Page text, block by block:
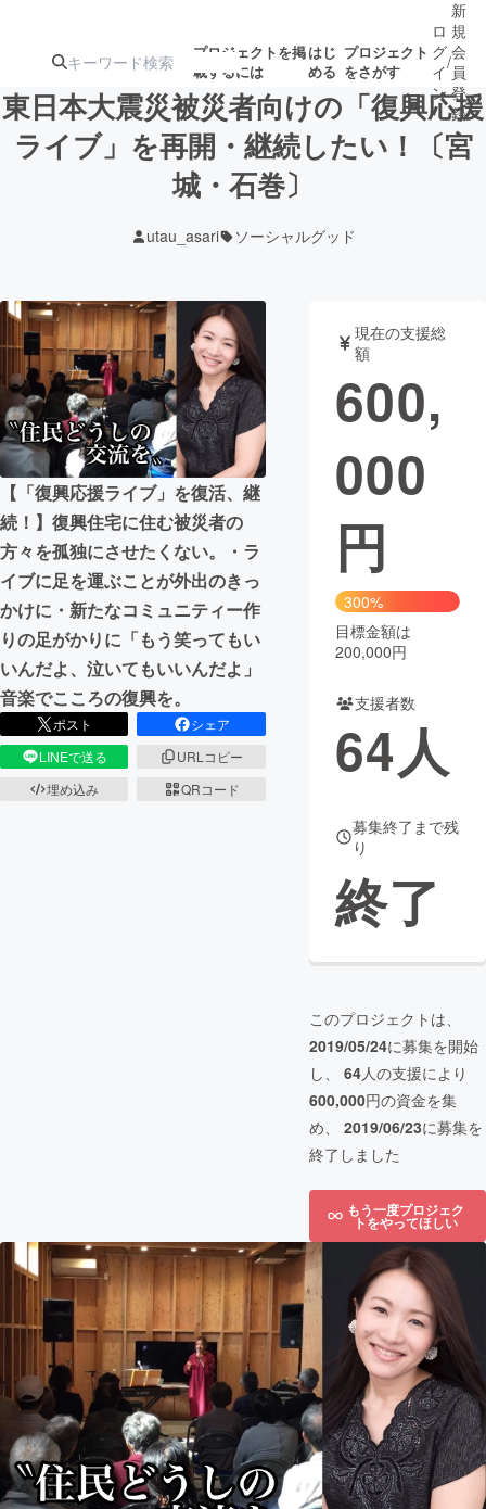
プロジェクトを掲
載するには
はじ
める
プロジェクト
をさがす
注目の新着プロ募集終了が近いプ
テクノロジー・ガジェット
映像・映画 書籍・雑誌
ビジネス・起業 チャレンジ
まちづくり・地域活性化
CAMPFIRE for Social Good
CAMPFIRE Creation
CAMPFIREふるさと納税
コミュニティ
ロ
グ
イ
ン
/
新
規
会
員
登
録
東日本大震災被災者向けの「復興応援
ライブ」を再開・継続したい！〔宮
城・石巻〕
utau_asari ソーシャルグッド
【「復興応援ライブ」を復活、継
続！】復興住宅に住む被災者の
方々を孤独にさせたくない。・ラ
イブに足を運ぶことが外出のきっ
かけに・新たなコミュニティー作
りの足がかりに「もう笑ってもい
いんだよ、泣いてもいいんだよ」
音楽でこころの復興を。
ポスト
シェア
LINEで送る
URLコピー
埋め込み
QRコード
現在の支援総
額
600,
000
円
300%
目標金額は
200,000円
支援者数
64人
募集終了まで残
り
終了
このプロジェクトは、
2019/05/24に募集を開始
し、 64人の支援により
600,000円の資金を集
め、 2019/06/23に募集を
終了しました
もう一度プロジェク
トをやってほしい